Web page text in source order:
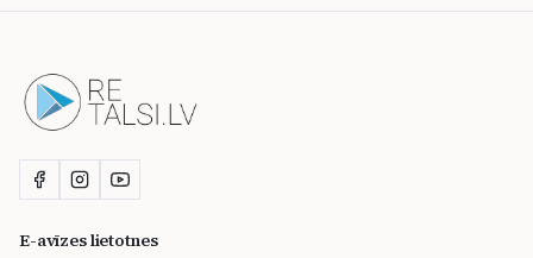
E-avīzes lietotnes